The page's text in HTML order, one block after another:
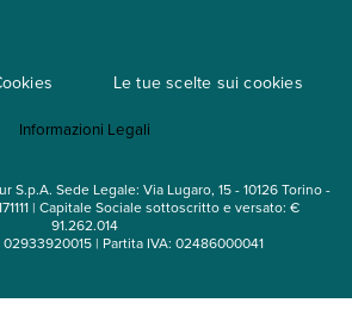
Le tue scelte sui cookies
Informazioni Legali
S.p.A. Sede Legale: Via Lugaro, 15 - 10126 Torino -
| Capitale Sociale sottoscritto e versato: €
91.262.014
| Partita IVA: 02486000041